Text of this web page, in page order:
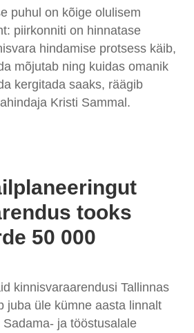
puhul on kõige olulisem
piirkonniti on hinnatase
hindamise protsess käib,
mõjutab ning kuidas omanik
kergitada saaks, räägib
Kristi Sammal.
tooks
50 000
kinnisvaraarendusi Tallinnas
juba üle kümne aasta linnalt
ja tööstusalale